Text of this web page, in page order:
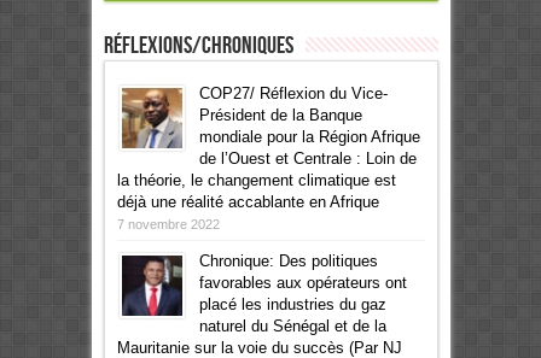
Réflexions/Chroniques
COP27/ Réflexion du Vice-
Président de la Banque
mondiale pour la Région Afrique
de l’Ouest et Centrale : Loin de
la théorie, le changement climatique est
déjà une réalité accablante en Afrique
7 novembre 2022
Chronique: Des politiques
favorables aux opérateurs ont
placé les industries du gaz
naturel du Sénégal et de la
Mauritanie sur la voie du succès (Par NJ